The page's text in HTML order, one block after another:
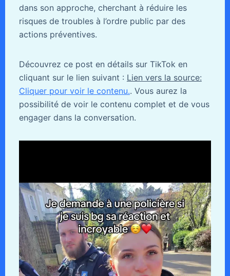
dans son approche, cherchant à réduire les
risques de troubles à l’ordre public par des
actions préventives.
Découvrez ce post en détails sur TikTok en
cliquant sur le lien suivant : Lien vers la source:
Cliquer pour voir le contenu.. Vous aurez la
possibilité de voir le contenu complet et de vous
engager dans la conversation.